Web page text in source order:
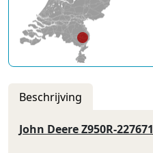
Beschrijving
John Deere Z950R-227671